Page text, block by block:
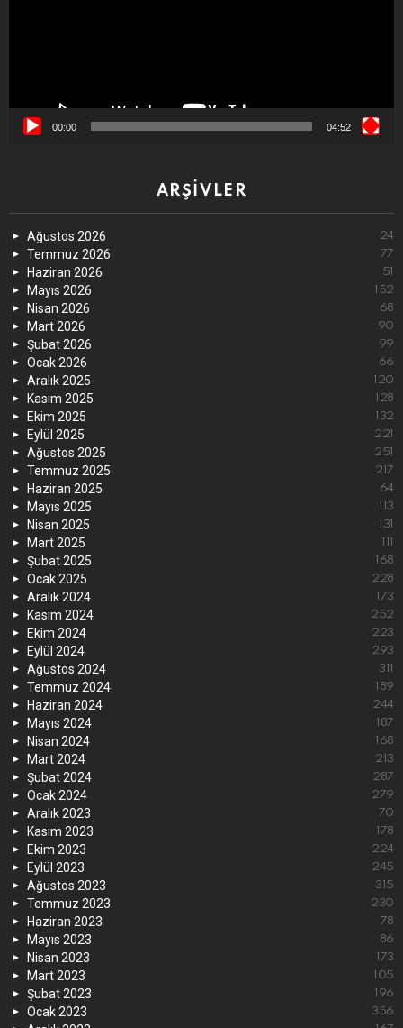
00:00 04:52
ARŞIVLER
Ağustos 2026 24
Temmuz 2026 77
Haziran 2026 51
Mayıs 2026 152
Nisan 2026 68
Mart 2026 90
Şubat 2026 99
Ocak 2026 66
Aralık 2025 120
Kasım 2025 128
Ekim 2025 132
Eylül 2025 221
Ağustos 2025 251
Temmuz 2025 217
Haziran 2025 64
Mayıs 2025 113
Nisan 2025 131
Mart 2025 111
Şubat 2025 168
Ocak 2025 228
Aralık 2024 173
Kasım 2024 252
Ekim 2024 223
Eylül 2024 293
Ağustos 2024 311
Temmuz 2024 189
Haziran 2024 244
Mayıs 2024 187
Nisan 2024 168
Mart 2024 213
Şubat 2024 287
Ocak 2024 279
Aralık 2023 70
Kasım 2023 178
Ekim 2023 224
Eylül 2023 245
Ağustos 2023 315
Temmuz 2023 230
Haziran 2023 78
Mayıs 2023 86
Nisan 2023 173
Mart 2023 105
Şubat 2023 196
Ocak 2023 356